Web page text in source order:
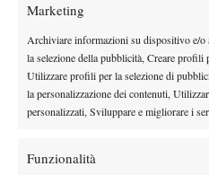
Marketing
Archiviare informazioni su dispositivo e/
la selezione della pubblicità, Creare profili
Utilizzare profili per la selezione di
la personalizzazione dei contenuti,
personalizzati, Sviluppare e migliorare i
Funzionalità
DI
Atp News
Masters 1000
Shang inizia in
Atp News